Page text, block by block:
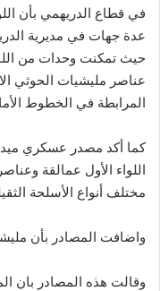
في قطاع الدريهمي بأن
عدة جهات في مديرية
حيث تمكنت وحدات من
عناصر مليشيات الحوثي
المرابطة في الخطوط
كما أكد مصدر عسكري
اللواء الأول عمالقة
مختلف أنواع الأسلحة
واضافت المصادر بأن
وقالت هذه المصادر بان